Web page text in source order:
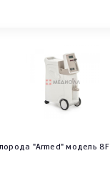
"Armed" модель